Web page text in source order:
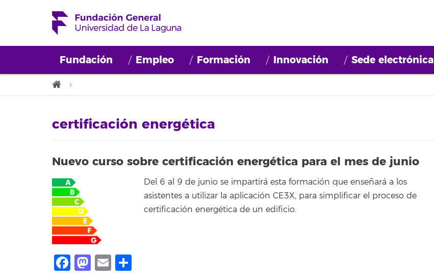
Fundación Empleo Formación Innovación Sede electrónica
certificación energética
Nuevo curso sobre certificación energética para el mes de junio
Del 6 al 9 de junio se impartirá esta formación que enseñará a los
asistentes a utilizar la aplicación CE3X, para simplificar el proceso de
certificación energética de un edificio.
Facebook
Mastodon
Email